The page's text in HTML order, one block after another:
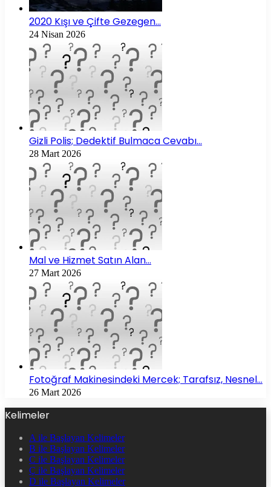
2020 Kışı ve Çifte Gezegen…
24 Nisan 2026
Gizli Polis; Dedektif Bulmaca Cevabı…
28 Mart 2026
Mal ve Hizmet Satın Alan…
27 Mart 2026
Fotoğraf Makinesindeki Mercek; Tarafsız, Nesnel…
26 Mart 2026
Kelimeler
A ile Başlayan Kelimeler
B ile Başlayan Kelimeler
C ile Başlayan Kelimeler
Ç ile Başlayan Kelimeler
D ile Başlayan Kelimeler